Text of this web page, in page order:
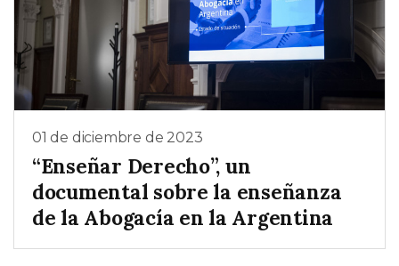
01 de diciembre de 2023
“Enseñar Derecho”, un
documental sobre la enseñanza
de la Abogacía en la Argentina